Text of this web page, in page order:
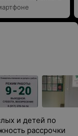
и детей по
рассрочки